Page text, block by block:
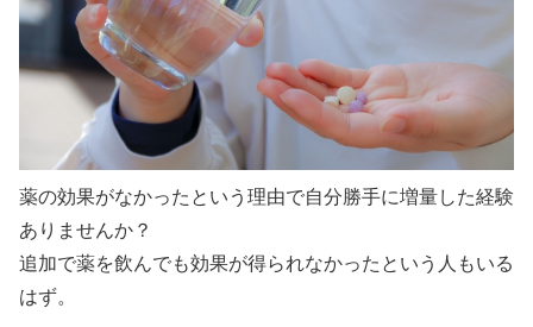
薬の効果がなかったという理由で自分勝手に増量した経験
ありませんか？
追加で薬を飲んでも効果が得られなかったという人もいる
はず。